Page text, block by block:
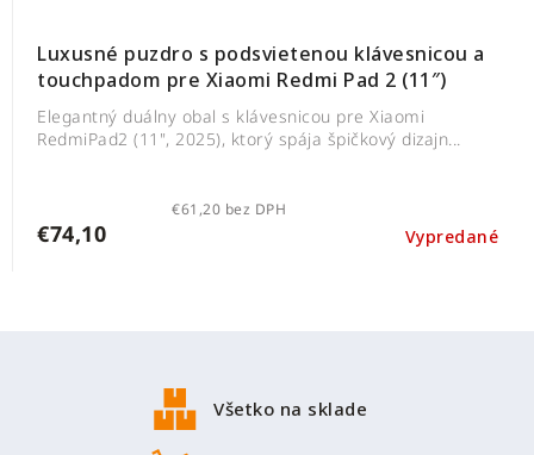
Luxusné puzdro s podsvietenou klávesnicou a
touchpadom pre Xiaomi Redmi Pad 2 (11″)
Vypredané
€61,20 bez DPH
€74,10
Elegantný duálny obal s klávesnicou pre Xiaomi
RedmiPad2 (11", 2025), ktorý spája špičkový dizajn...
Všetko na sklade